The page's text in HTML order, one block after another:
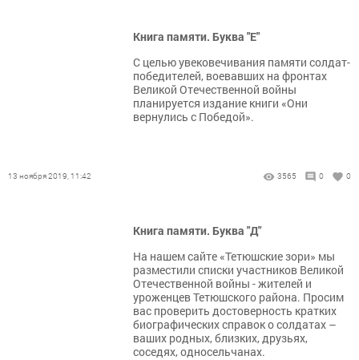
Книга памяти. Буква "Е"
С целью увековечивания памяти солдат-
победителей, воевавших на фронтах
Великой Отечественной войны
планируется издание книги «Они
вернулись с Победой».
13 ноября 2019, 11:42 3565 0 0
Книга памяти. Буква "Д"
На нашем сайте «Тетюшские зори» мы
разместили списки участников Великой
Отечественной войны - жителей и
уроженцев Тетюшского района. Просим
вас проверить достоверность кратких
биографических справок о солдатах –
ваших родных, близких, друзьях,
соседях, односельчанах.